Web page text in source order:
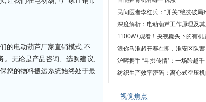
的电动葫芦厂家直销模式,不
无论是产品咨询、选购建议,
您的物料搬运系统始终处于最
民间医者李红兵：“开关”绝技破局
深度解析：电动葫芦工作原理及其
1100W+观看！央视镜头下的有机
浪你马淮超开赛在即，淮安区队
沪喀携手 “斗拱传情”：一场跨越千
纺织生产效率密码：离心式空压机
视觉焦点